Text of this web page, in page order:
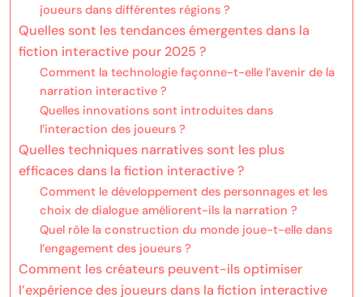
joueurs dans différentes régions ?
Quelles sont les tendances émergentes dans la
fiction interactive pour 2025 ?
Comment la technologie façonne-t-elle l’avenir de la
narration interactive ?
Quelles innovations sont introduites dans
l’interaction des joueurs ?
Quelles techniques narratives sont les plus
efficaces dans la fiction interactive ?
Comment le développement des personnages et les
choix de dialogue améliorent-ils la narration ?
Quel rôle la construction du monde joue-t-elle dans
l’engagement des joueurs ?
Comment les créateurs peuvent-ils optimiser
l’expérience des joueurs dans la fiction interactive